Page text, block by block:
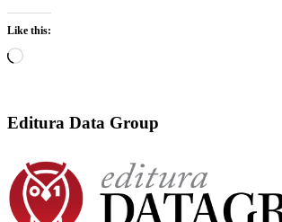
Like this:
Loading…
Editura Data Group